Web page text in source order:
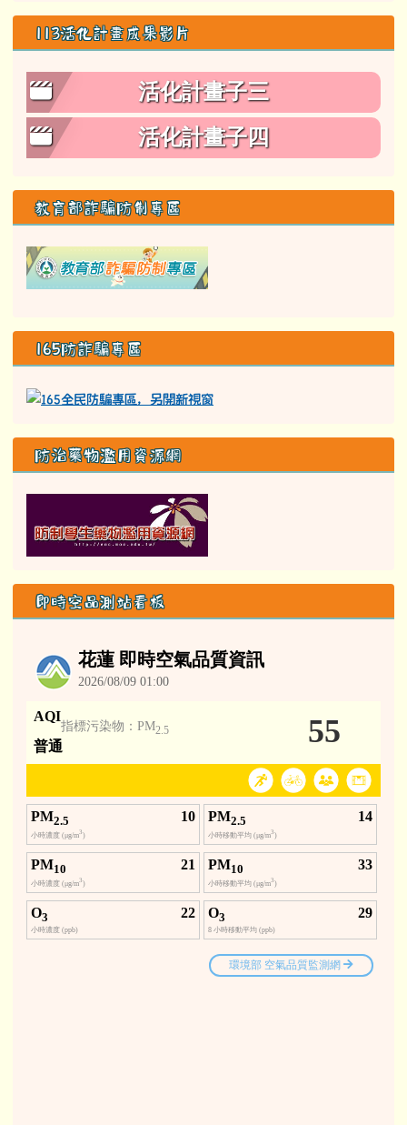
113活化計畫成果影片
活化計畫子三
活化計畫子四
教育部詐騙防制專區
165防詐騙專區
防治藥物濫用資源網
即時空品測站看板